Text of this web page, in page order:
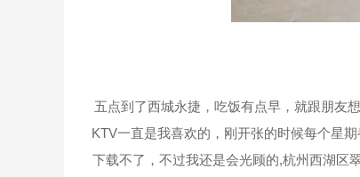
五点到了西城永捷，吃饭有点早，就跟朋友
KTV一直是我喜欢的，刚开张的时候每个星
下载不了，不过我还是会光顾的,杭州西湖区